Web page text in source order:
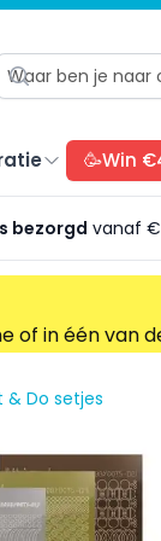
🥳Win
bezorgd vanaf
of in één van
& Do setjes